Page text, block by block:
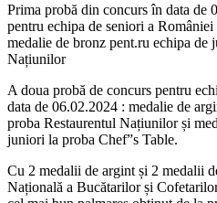
Prima probă din concurs în data de
pentru echipa de seniori a
medalie de bronz pent.ru echipa de
Națiunilor
A doua probă de concurs pentru
data de 06.02.2024 : medalie de
proba Restaurentul Națiunilor și
juniori la proba Chef”s Table.
Cu 2 medalii de argint și 2 medalii
Națională a Bucătarilor și